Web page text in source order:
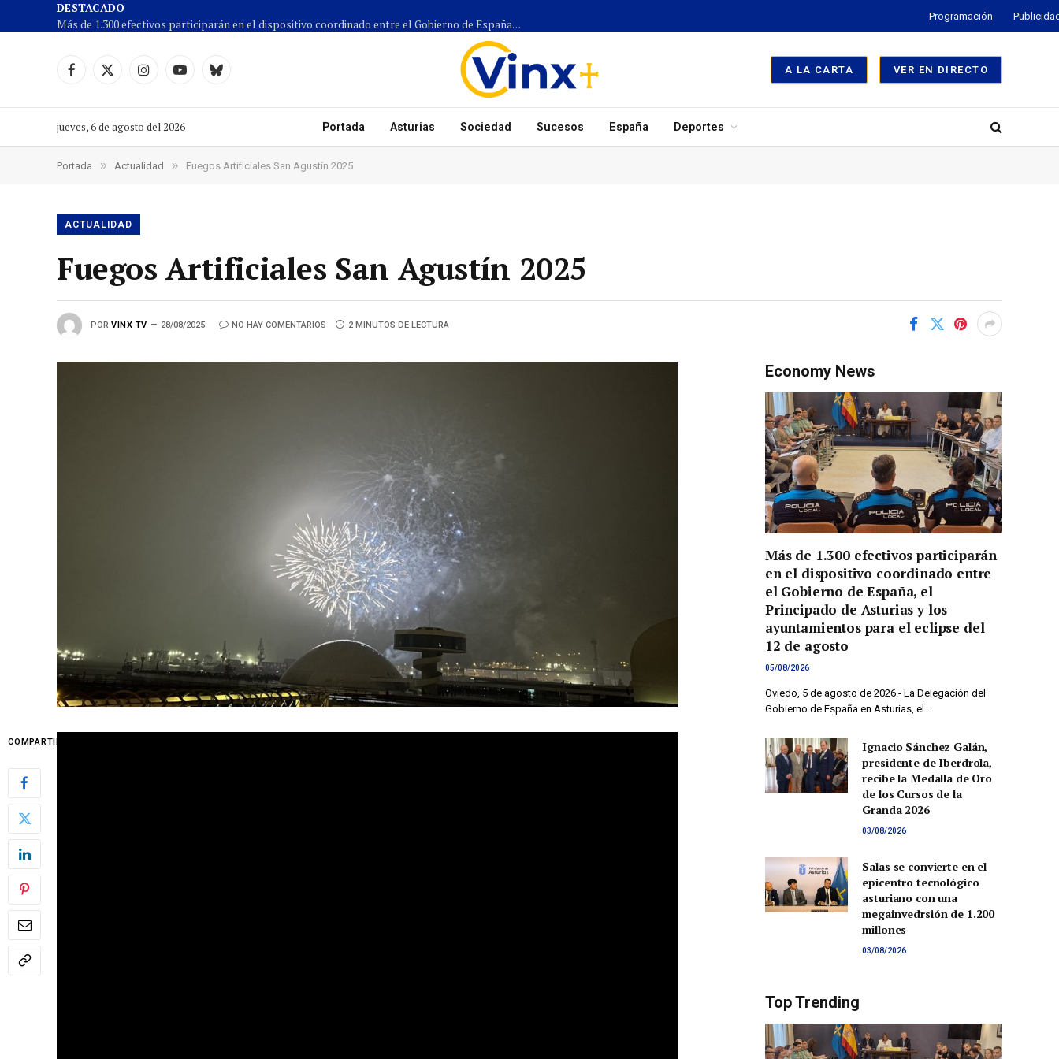
DESTACADO
Más de 1.300 efectivos participarán en el dispositivo coordinado entre el Gobierno de España, el Principado de Asturias y los ayuntamientos para el eclipse del 12 de agosto
Programación
Facebook
X
InstagramYouTubeCielo
A LA CARTA VER EN DIRECTO
jueves, 6 de agosto del 2026 Portada Asturias Sociedad Sucesos España Deportes
Portada » Actualidad » Fuegos Artificiales San Agustín 2025
ACTUALIDAD
Fuegos Artificiales San Agustín 2025
POR VINX TV 28/08/2025 NO HAY COMENTARIOS 2 MINUTOS DE LECTURA
COMPARTIR
Economy News
Más de 1.300 efectivos participarán
en el dispositivo coordinado entre
el Gobierno de España, el
Principado de Asturias y los
ayuntamientos para el eclipse del
12 de agosto
05/08/2026
Oviedo, 5 de agosto de 2026.- La Delegación del
Gobierno de España en Asturias, el…
Ignacio Sánchez Galán,
presidente de Iberdrola,
recibe la Medalla de Oro
de los Cursos de la
Granda 2026
03/08/2026
Salas se convierte en el
epicentro tecnológico
asturiano con una
megainvedrsión de 1.200
millones
03/08/2026
Top Trending